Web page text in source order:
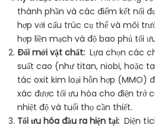
thành phần và các điểm kết nối
hợp với cấu trúc cụ thể và môi
hợp liền mạch và độ bao phủ tối
Đổi mới vật chất: Lựa chọn các
suất cao (như titan, niobi, hoặc
tác oxit kim loại hỗn hợp (MMO)
xác được tối ưu hóa cho điện trở
nhiệt độ và tuổi thọ cần thiết.
Tối ưu hóa đầu ra hiện tại: Diện